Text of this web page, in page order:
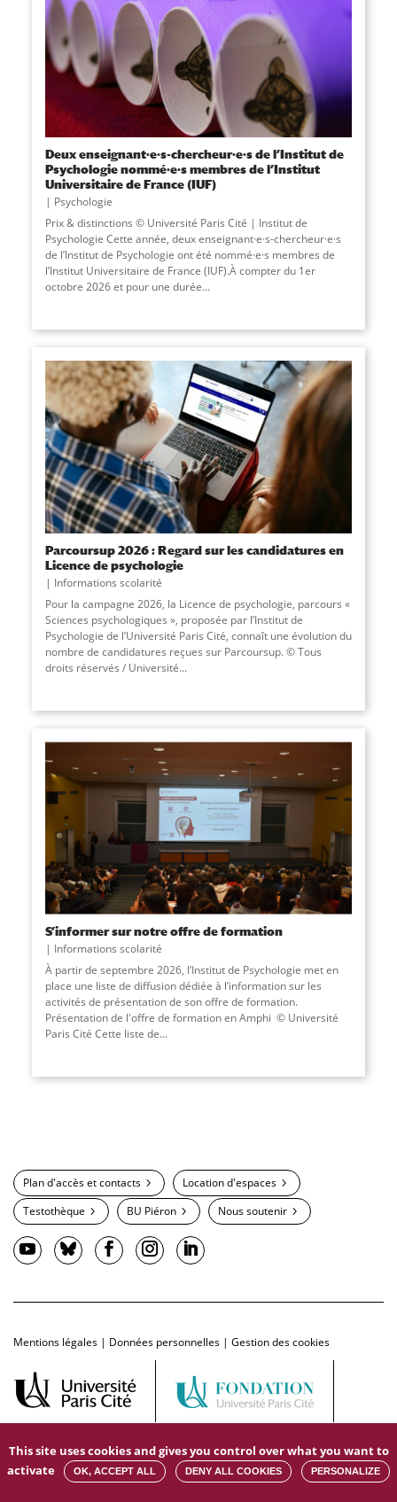
Deux enseignant·e·s-chercheur·e·s de l’Institut de
Psychologie nommé·e·s membres de l’Institut
Universitaire de France (IUF)
Psychologie
Prix & distinctions © Université Paris Cité | Institut de
Psychologie Cette année, deux enseignant·e·s-chercheur·e·s
de l’Institut de Psychologie ont été nommé·e·s membres de
l’Institut Universitaire de France (IUF).À compter du 1er
octobre 2026 et pour une durée...
Parcoursup 2026 : Regard sur les candidatures en
Licence de psychologie
Informations scolarité
Pour la campagne 2026, la Licence de psychologie, parcours «
Sciences psychologiques », proposée par l’Institut de
Psychologie de l’Université Paris Cité, connaît une évolution du
nombre de candidatures reçues sur Parcoursup. © Tous
droits réservés / Université...
S’informer sur notre offre de formation
Informations scolarité
À partir de septembre 2026, l’Institut de Psychologie met en
place une liste de diffusion dédiée à l’information sur les
activités de présentation de son offre de formation.
Présentation de l'offre de formation en Amphi © Université
Paris Cité Cette liste de...
Plan d'accès et contacts
Location d'espaces
Testothèque
BU Piéron Nous soutenir
Mentions légales | Données personnelles | Gestion des cookies
This site uses cookies and gives you control over what you want to
activate
OK, ACCEPT ALL DENY ALL COOKIES PERSONALIZE